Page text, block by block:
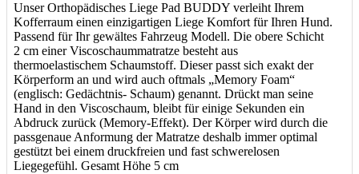
Unser Orthopädisches Liege Pad BUDDY verleiht Ihrem
Kofferraum einen einzigartigen Liege Komfort für Ihren Hund.
Passend für Ihr gewältes Fahrzeug Modell. Die obere Schicht
2 cm einer Viscoschaummatratze besteht aus
thermoelastischem Schaumstoff. Dieser passt sich exakt der
Körperform an und wird auch oftmals „Memory Foam“
(englisch: Gedächtnis- Schaum) genannt. Drückt man seine
Hand in den Viscoschaum, bleibt für einige Sekunden ein
Abdruck zurück (Memory-Effekt). Der Körper wird durch die
passgenaue Anformung der Matratze deshalb immer optimal
gestützt bei einem druckfreien und fast schwerelosen
Liegegefühl. Gesamt Höhe 5 cm